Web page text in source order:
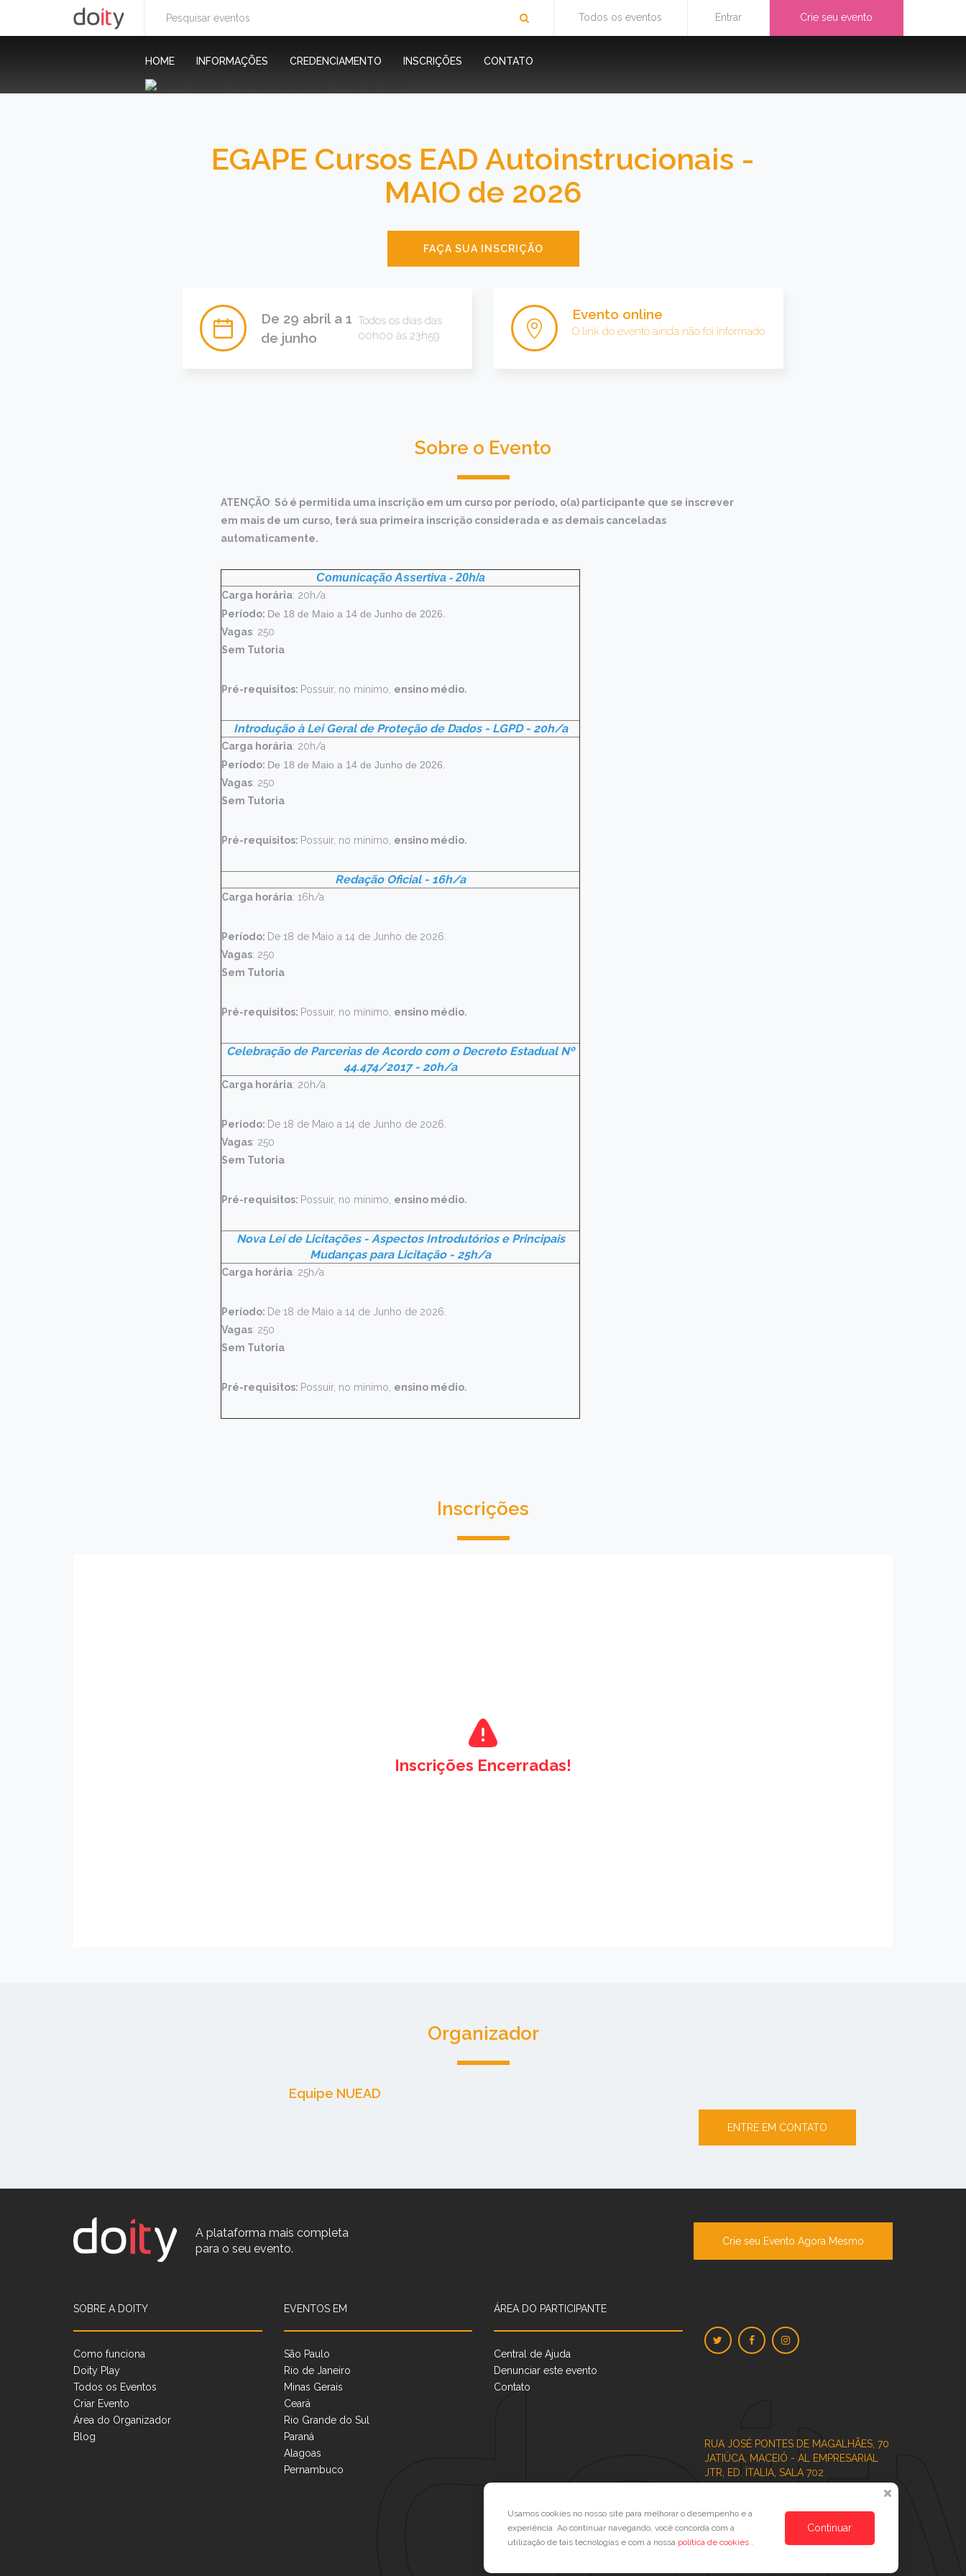
Todos os eventos Entrar Crie seu evento
HOME INFORMAÇÕES CREDENCIAMENTO INSCRIÇÕES CONTATO
EGAPE Cursos EAD Autoinstrucionais -
MAIO de 2026
FAÇA SUA INSCRIÇÃO
De 29 abril a 1
de junho
Todos os dias das
00h00 às 23h59
Evento online
O link do evento ainda não foi informado
Sobre o Evento
ATENÇÃO: Só é permitida uma inscrição em um curso por período, o(a) participante que se inscrever
em mais de um curso, terá sua primeira inscrição considerada e as demais canceladas
automaticamente.
Comunicação Assertiva - 20h/a
Carga horária: 20h/a
Período: De 18 de Maio a 14 de Junho de 2026.
Vagas: 250
Sem Tutoria
Pré-requisitos: Possuir, no mínimo, ensino médio.
Introdução à Lei Geral de Proteção de Dados - LGPD - 20h/a
Carga horária: 20h/a
Período: De 18 de Maio a 14 de Junho de 2026.
Vagas: 250
Sem Tutoria
Pré-requisitos: Possuir, no mínimo, ensino médio.
Redação Oficial - 16h/a
Carga horária: 16h/a
Período: De 18 de Maio a 14 de Junho de 2026.
Vagas: 250
Sem Tutoria
Pré-requisitos: Possuir, no mínimo, ensino médio.
Celebração de Parcerias de Acordo com o Decreto Estadual Nº
44.474/2017 - 20h/a
Carga horária: 20h/a
Período: De 18 de Maio a 14 de Junho de 2026.
Vagas: 250
Sem Tutoria
Pré-requisitos: Possuir, no mínimo, ensino médio.
Nova Lei de Licitações - Aspectos Introdutórios e Principais
Mudanças para Licitação - 25h/a
Carga horária: 25h/a
Período: De 18 de Maio a 14 de Junho de 2026.
Vagas: 250
Sem Tutoria
Pré-requisitos: Possuir, no mínimo, ensino médio.
Inscrições
Inscrições Encerradas!
Organizador
Equipe NUEAD
ENTRE EM CONTATO
A plataforma mais completa
para o seu evento.
Crie seu Evento Agora Mesmo
SOBRE A DOITY
Como funciona
Doity Play
Todos os Eventos
Criar Evento
Área do Organizador
Blog
EVENTOS EM
São Paulo
Rio de Janeiro
Minas Gerais
Ceará
Rio Grande do Sul
Paraná
Alagoas
Pernambuco
ÁREA DO PARTICIPANTE
Central de Ajuda
Denunciar este evento
Contato
RUA JOSÉ PONTES DE MAGALHÃES, 70
JATIÚCA, MACEIÓ - AL
EMPRESARIAL
JTR, ED. ÍTALIA, SALA 702
Veja no Mapa
Usamos cookies no nosso site para melhorar o desempenho e a
experiência. Ao continuar navegando, você concorda com a
utilização de tais tecnologias e com a nossa política de cookies .
Continuar